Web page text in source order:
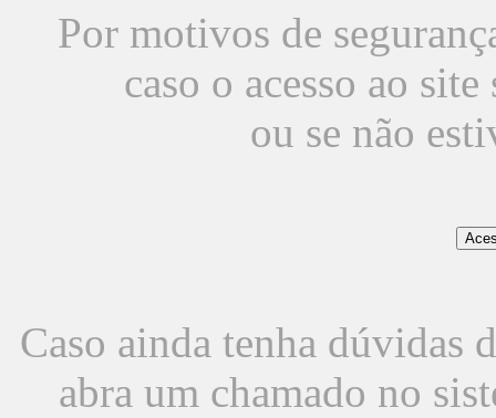
Por motivos de
caso o acesso ao
ou se não
Caso ainda tenha dúvidas
abra um chamado no